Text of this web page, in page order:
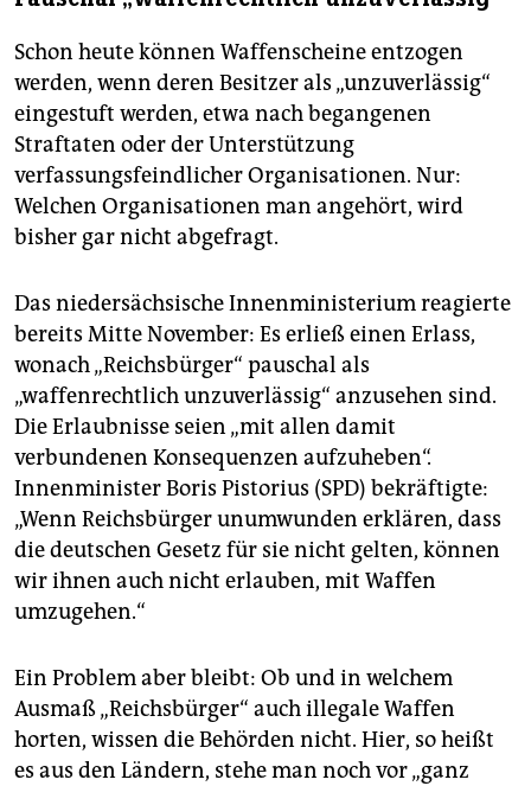
Schon heute können Waffenscheine entzogen
werden, wenn deren Besitzer als „unzuverlässig“
eingestuft werden, etwa nach begangenen
Straftaten oder der Unterstützung
verfassungsfeindlicher Organisationen. Nur:
Welchen Organisationen man angehört, wird
bisher gar nicht abgefragt.
Das niedersächsische Innenministerium reagierte
bereits Mitte November: Es erließ einen Erlass,
wonach „Reichsbürger“ pauschal als
„waffenrechtlich unzuverlässig“ anzusehen sind.
Die Erlaubnisse seien „mit allen damit
verbundenen Konsequenzen aufzuheben“.
Innenminister Boris Pistorius (SPD) bekräftigte:
„Wenn Reichsbürger unumwunden erklären, dass
die deutschen Gesetz für sie nicht gelten, können
wir ihnen auch nicht erlauben, mit Waffen
umzugehen.“
Ein Problem aber bleibt: Ob und in welchem
Ausmaß „Reichsbürger“ auch illegale Waffen
horten, wissen die Behörden nicht. Hier, so heißt
es aus den Ländern, stehe man noch vor „ganz